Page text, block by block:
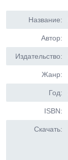
Название:
Автор:
Издательство:
Жанр:
Год:
ISBN:
Скачать: